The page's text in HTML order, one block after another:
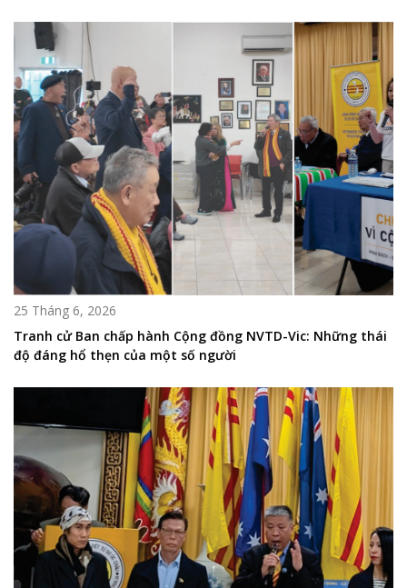
25 Tháng 6, 2026
Tranh cử Ban chấp hành Cộng đồng NVTD-Vic: Những thái
độ đáng hổ thẹn của một số người